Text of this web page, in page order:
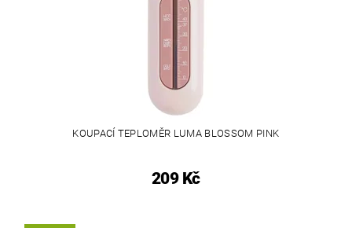
KOUPACÍ TEPLOMĚR LUMA BLOSSOM PINK
209 Kč